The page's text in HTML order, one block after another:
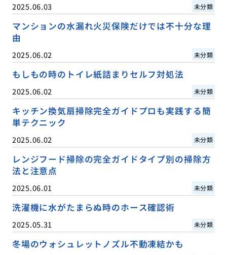
2025.06.03 未分類
マンションの水漏れ火災保険だけでは不十分な理
由
2025.06.02 未分類
もしもの時のトイレ紙詰まりセルフ対処法
2025.06.02 未分類
キッチン換気扇掃除完全ガイドプロも実践する簡
単テクニック
2025.06.02 未分類
レンジフード掃除の完全ガイドタイプ別の掃除方
法と注意点
2025.06.01 未分類
洗濯機に水がたまらぬ時のホース確認術
2025.05.31 未分類
冬場のウォシュレットノズル不動凍結かも